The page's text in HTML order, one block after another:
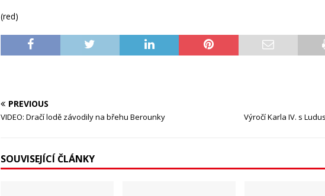
(red)
PREVIOUS
VIDEO: Dračí lodě závodily na břehu Berounky Výročí Karla IV. s
SOUVISEJÍCÍ ČLÁNKY